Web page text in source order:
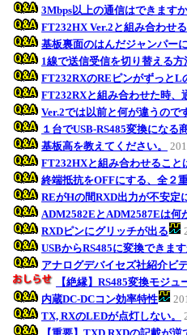
3Mbps以上の通信はできます
FT232HX Ver.2と組み合わせ
基板裏面のはんだジャンパー
1線で送信受信を切り替える方
FT232RXのREピンがずっとL
FT232RXと組み合わせた時、
Ver.2では以前と何が違うので
１台でUSB-RS485変換になる
基板高を教えてください。
FT232HXと組み合わせること
終端抵抗をOFFにする、全２
REがHの間RXD出力が不安定
ADM2582EとADM2587Eは何
RXDピンにグリッチが出る
USBからRS485に変換できます
アナログデバイセズ社紹介ビ
【絶縁】RS485変換モジュ
内蔵DC-DCコン効率特性
TX, RXのLEDが点灯しない。